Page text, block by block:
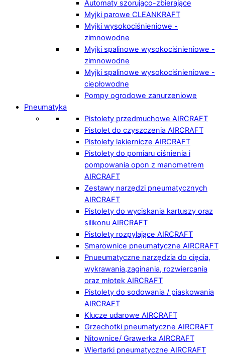
Automaty szorująco-zbierające
Myjki parowe CLEANKRAFT
Myjki wysokociśnieniowe -
zimnowodne
Myjki spalinowe wysokociśnieniowe -
zimnowodne
Myjki spalinowe wysokociśnieniowe -
ciepłowodne
Pompy ogrodowe zanurzeniowe
Pneumatyka
Pistolety przedmuchowe AIRCRAFT
Pistolet do czyszczenia AIRCRAFT
Pistolety lakiernicze AIRCRAFT
Pistolety do pomiaru ciśnienia i
pompowania opon z manometrem
AIRCRAFT
Zestawy narzędzi pneumatycznych
AIRCRAFT
Pistolety do wyciskania kartuszy oraz
silikonu AIRCRAFT
Pistolety rozpylające AIRCRAFT
Smarownice pneumatyczne AIRCRAFT
Pnueumatyczne narzędzia do cięcia,
wykrawania,zaginania, rozwiercania
oraz młotek AIRCRAFT
Pistolety do sodowania / piaskowania
AIRCRAFT
Klucze udarowe AIRCRAFT
Grzechotki pneumatyczne AIRCRAFT
Nitownice/ Grawerka AIRCRAFT
Wiertarki pneumatyczne AIRCRAFT